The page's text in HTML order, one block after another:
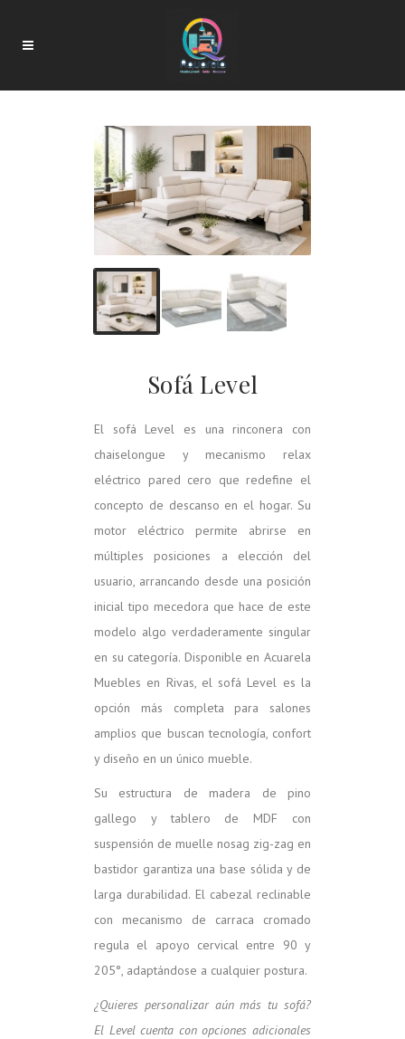
Sofá Level
El sofá Level es una rinconera con
chaiselongue y mecanismo relax
eléctrico pared cero que redefine el
concepto de descanso en el hogar. Su
motor eléctrico permite abrirse en
múltiples posiciones a elección del
usuario, arrancando desde una posición
inicial tipo mecedora que hace de este
modelo algo verdaderamente singular
en su categoría. Disponible en Acuarela
Muebles en Rivas, el sofá Level es la
opción más completa para salones
amplios que buscan tecnología, confort
y diseño en un único mueble.
Su estructura de madera de pino
gallego y tablero de MDF con
suspensión de muelle nosag zig-zag en
bastidor garantiza una base sólida y de
larga durabilidad. El cabezal reclinable
con mecanismo de carraca cromado
regula el apoyo cervical entre 90 y
205°, adaptándose a cualquier postura.
¿Quieres personalizar aún más tu sofá?
El Level cuenta con opciones adicionales